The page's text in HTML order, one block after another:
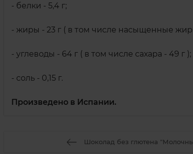
- белки - 5,4 г;
- жиры - 23 г ( в том числе насыщенные
- углеводы - 64 г ( в том числе сахара - 49 г );
- соль - 0,15 г.
Произведено в Испании.
Шоколад без глютена